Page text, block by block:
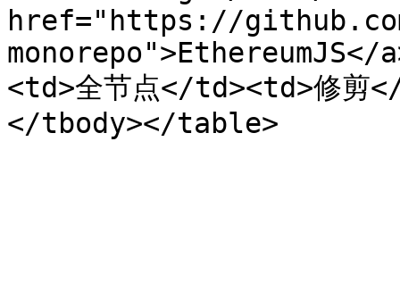
href="https://
<td>全节点</td><td>修剪